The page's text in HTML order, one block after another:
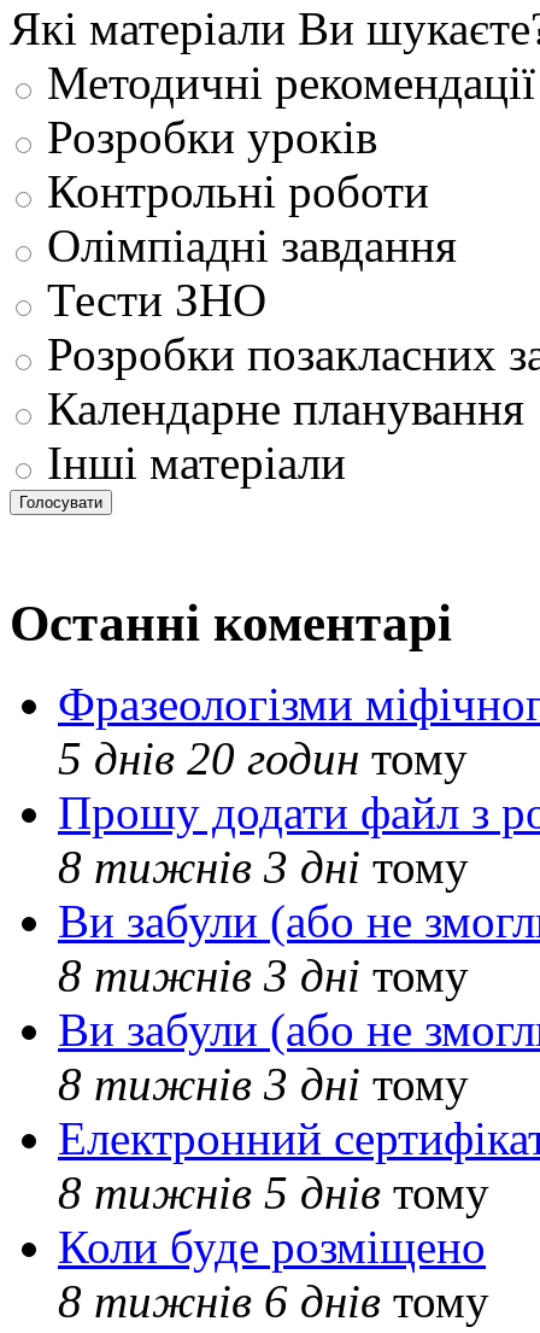
Які матеріали Ви
Методичні рекомендації
Розробки уроків
Контрольні роботи
Олімпіадні завдання
Тести ЗНО
Розробки позакласних
Календарне планування
Інші матеріали
Останні коментарі
Фразеологізми
5 днів 20 годин тому
Прошу додати файл з
8 тижнів 3 дні тому
Ви забули (або не
8 тижнів 3 дні тому
Ви забули (або не
8 тижнів 3 дні тому
Електронний
8 тижнів 5 днів тому
Коли буде розміщено
8 тижнів 6 днів тому